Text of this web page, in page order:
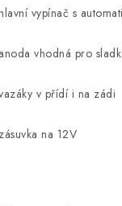
vypínač s
vhodná pro
v přídí i na zádi
na 12V